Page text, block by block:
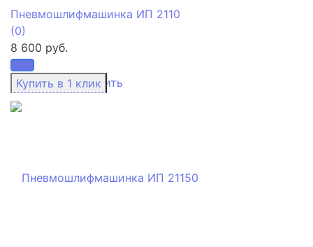
избранное сравнить
Пневмошлифмашинка ИП 2110
(0)
8 600 руб.